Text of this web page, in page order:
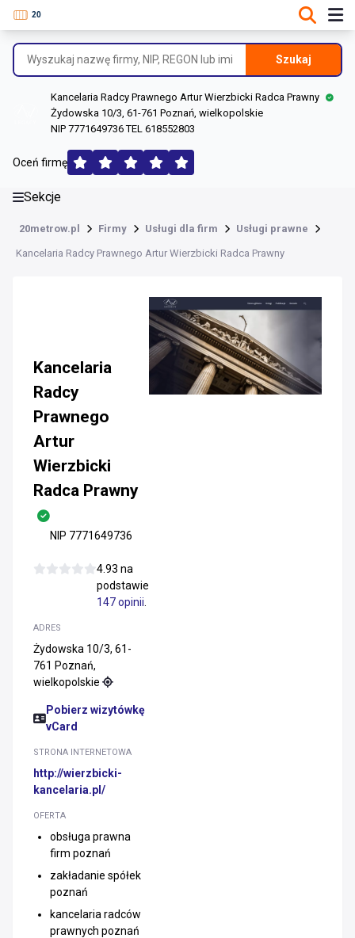
Szukaj
Kancelaria Radcy Prawnego Artur Wierzbicki Radca Prawny
Żydowska 10/3, 61-761 Poznań, wielkopolskie
NIP 7771649736 TEL 618552803
Oceń firmę
Sekcje
20metrow.pl Firmy Usługi dla firm Usługi prawne
Kancelaria Radcy Prawnego Artur Wierzbicki Radca Prawny
Informacje o firmie
Dane rejestrowe
Lokalizacje
Opinie (147)
Kancelaria
Radcy
Prawnego
Artur
Wierzbicki
Radca Prawny
NIP 7771649736
4.93 na
podstawie
147 opinii
ADRES
Żydowska 10/3, 61-
761 Poznań,
wielkopolskie
Pobierz wizytówkę
vCard
STRONA INTERNETOWA
http://wierzbicki-
kancelaria.pl/
OFERTA
obsługa prawna
firm poznań
zakładanie spółek
poznań
kancelaria radców
prawnych poznań